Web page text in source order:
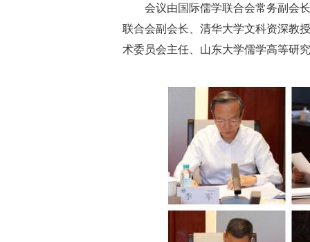
会议由国际儒学联合会常务副会
联合会副会长、清华大学文科资深教
术委员会主任、山东大学儒学高等研